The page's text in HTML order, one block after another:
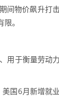
间物价飙升打击
。
用于衡量劳动力
国6月新增就业